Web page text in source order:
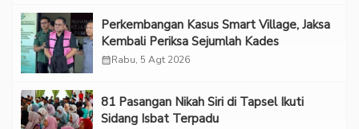
Perkembangan Kasus Smart Village, Jaksa
Kembali Periksa Sejumlah Kades
calendar_monthRabu, 5 Agt 2026
81 Pasangan Nikah Siri di Tapsel Ikuti
Sidang Isbat Terpadu